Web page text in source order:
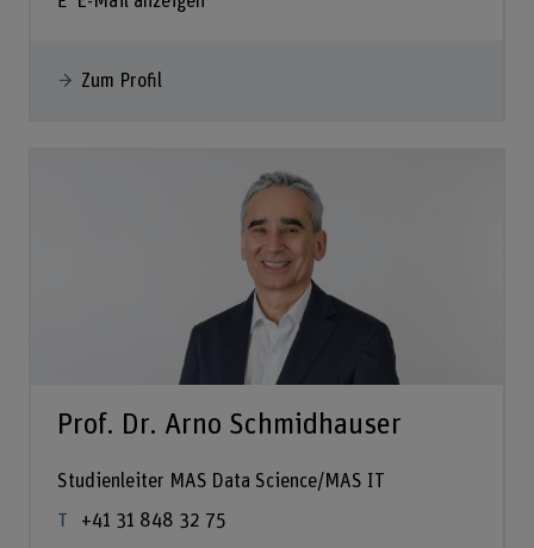
Zum Profil
Prof. Dr. Arno Schmidhauser
Studienleiter MAS Data Science/MAS IT
+41 31 848 32 75